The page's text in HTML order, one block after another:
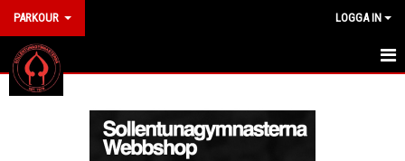
PARKOUR LOGGA IN
HEM